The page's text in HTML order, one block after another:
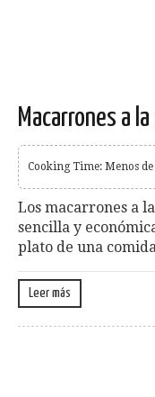
Macarrones a
Cooking Time: Menos
Los macarrones a
sencilla y
plato de una
Leer más